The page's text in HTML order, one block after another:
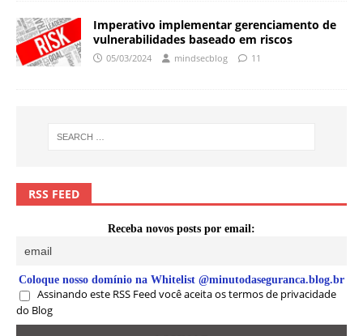
Imperativo implementar gerenciamento de
vulnerabilidades baseado em riscos
05/03/2024 mindsecblog 11
RSS FEED
Receba novos posts por email:
Coloque nosso domínio na Whitelist @minutodaseguranca.blog.br
Assinando este RSS Feed você aceita os termos de privacidade
do Blog